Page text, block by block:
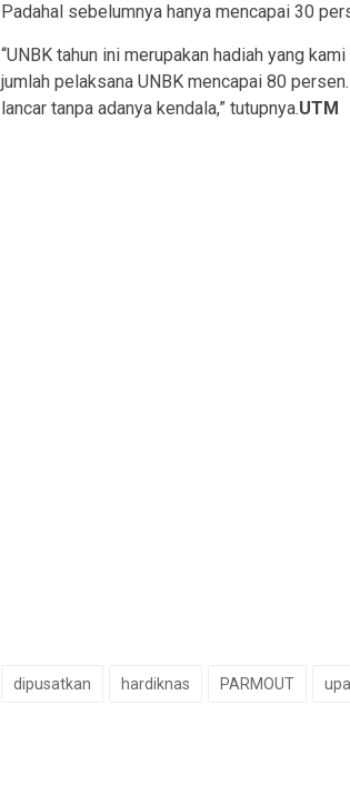
Padahal sebelumnya hanya mencapai 30
“UNBK tahun ini merupakan hadiah yang
jumlah pelaksana UNBK mencapai 80
lancar tanpa adanya kendala,” tutupnya.UTM
dipusatkan hardiknas PARMOUT